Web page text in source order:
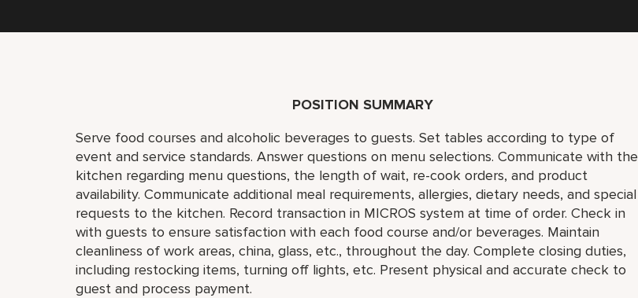
POSITION SUMMARY
Serve food courses and alcoholic beverages to guests. Set tables according to type of
event and service standards. Answer questions on menu selections. Communicate with the
kitchen regarding menu questions, the length of wait, re-cook orders, and product
availability. Communicate additional meal requirements, allergies, dietary needs, and special
requests to the kitchen. Record transaction in MICROS system at time of order. Check in
with guests to ensure satisfaction with each food course and/or beverages. Maintain
cleanliness of work areas, china, glass, etc., throughout the day. Complete closing duties,
including restocking items, turning off lights, etc. Present physical and accurate check to
guest and process payment.